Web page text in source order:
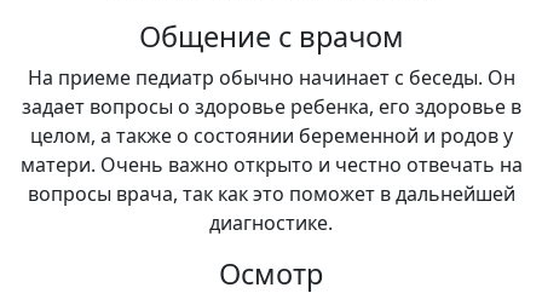
Общение с врачом
На приеме педиатр обычно начинает с беседы. Он
задает вопросы о здоровье ребенка, его здоровье в
целом, а также о состоянии беременной и родов у
матери. Очень важно открыто и честно отвечать на
вопросы врача, так как это поможет в дальнейшей
диагностике.
Осмотр